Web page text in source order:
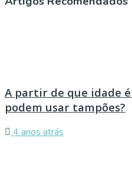
A partir de que idade
podem usar tampões?
4 anos atrás